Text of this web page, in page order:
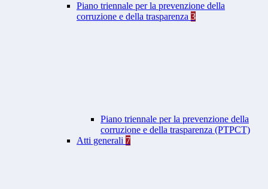
Piano triennale per la prevenzione della
corruzione e della trasparenza 3
Piano triennale per la prevenzione della
corruzione e della trasparenza (PTPCT)
Atti generali 7